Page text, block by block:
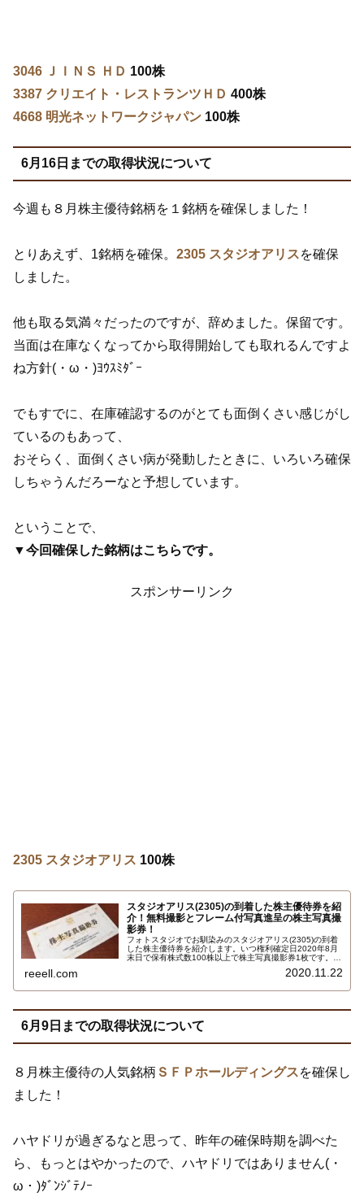
3046 ＪＩＮＳ ＨＤ 100株
3387 クリエイト・レストランツＨＤ 400株
4668 明光ネットワークジャパン 100株
6月16日までの取得状況について
今週も８月株主優待銘柄を１銘柄を確保しました！
とりあえず、1銘柄を確保。 2305 スタジオアリスを確保
しました。
他も取る気満々だったのですが、辞めました。保留です。
当面は在庫なくなってから取得開始しても取れるんですよ
ね方針(・ω・)ﾖｳｽﾐﾀﾞｰ
でもすでに、在庫確認するのがとても面倒くさい感じがし
ているのもあって、
おそらく、面倒くさい病が発動したときに、いろいろ確保
しちゃうんだろーなと予想しています。
ということで、
▼今回確保した銘柄はこちらです。
スポンサーリンク
2305 スタジオアリス 100株
スタジオアリス(2305)の到着した株主優待券を紹
介！無料撮影とフレーム付写真進呈の株主写真撮
影券！
フォトスタジオでお馴染みのスタジオアリス(2305)の到着
した株主優待券を紹介します。いつ権利確定日2020年8月
末日で保有株式数100株以上で株主写真撮影券1枚です。撮
デザインフォト アクリルフレーム付、B3サイズポスター
reeell.com 2020.11.22
6月9日までの取得状況について
８月株主優待の人気銘柄 ＳＦＰホールディングスを確保し
ました！
ハヤドリが過ぎるなと思って、昨年の確保時期を調べた
ら、もっとはやかったので、ハヤドリではありません(・
ω・)ﾀﾞﾝｼﾞﾃﾉｰ